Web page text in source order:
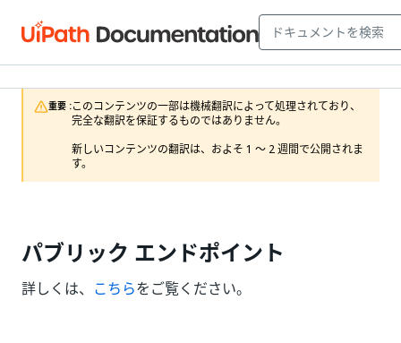
重要 :このコンテンツの一部は機械翻訳によって処理されており、
完全な翻訳を保証するものではありません。
新しいコンテンツの翻訳は、およそ 1 ～ 2 週間で公開されま
す。
パブリック エンドポイント
詳しくは、 こちらをご覧ください。